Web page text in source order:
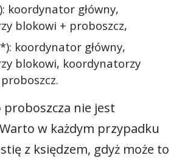
koordynator główny,
blokowi + proboszcz,
koordynator główny,
blokowi, koordynatorzy
nie jest
w każdym przypadku
z księdzem, gdyż może to